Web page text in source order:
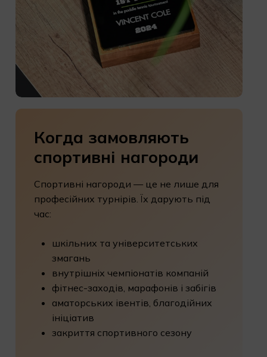
Когда замовляють
спортивні нагороди
Спортивні нагороди — це не лише для
професійних турнірів. Їх дарують під
час:
шкільних та університетських
змагань
внутрішніх чемпіонатів компаній
фітнес-заходів, марафонів і забігів
аматорських івентів, благодійних
ініціатив
закриття спортивного сезону